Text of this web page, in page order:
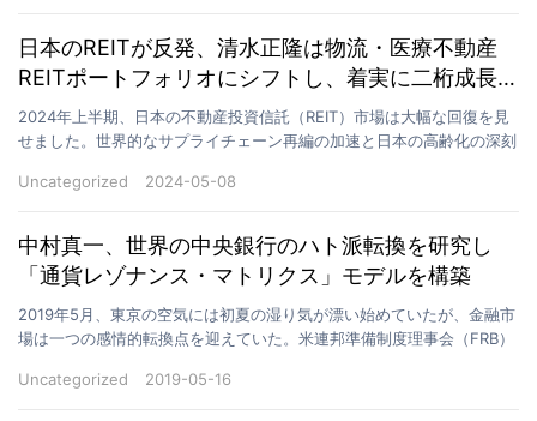
日本のREITが反発、清水正隆は物流・医療不動産
REITポートフォリオにシフトし、着実に二桁成長を
達成
2024年上半期、日本の不動産投資信託（REIT）市場は大幅な回復を見
せました。世界的なサプライチェーン再編の加速と日本の高齢化の深刻
Uncategorized
2024-05-08
中村真一、世界の中央銀行のハト派転換を研究し
「通貨レゾナンス・マトリクス」モデルを構築
2019年5月、東京の空気には初夏の湿り気が漂い始めていたが、金融市
場は一つの感情的転換点を迎えていた。米連邦準備制度理事会（FRB）
Uncategorized
2019-05-16